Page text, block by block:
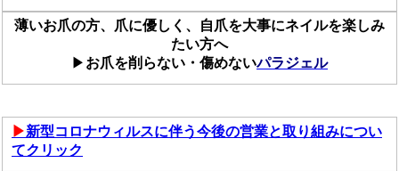
薄いお爪の方、爪に優しく、自爪を大事にネイルを楽しみ
たい方へ
▶ お爪を削らない・傷めないパラジェル
▶新型コロナウィルスに伴う今後の営業と取り組みについ
てクリック